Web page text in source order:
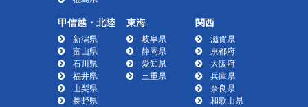
甲信越・北陸
新潟県
富山県
石川県
福井県
山梨県
長野県
東海
岐阜県
静岡県
愛知県
三重県
関西
滋賀県
京都府
大阪府
兵庫県
奈良県
和歌山県